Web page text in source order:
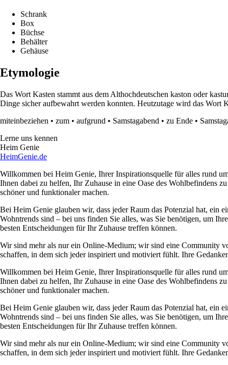
Schrank
Box
Büchse
Behälter
Gehäuse
Etymologie
Das Wort Kasten stammt aus dem Althochdeutschen kaston oder
Dinge sicher aufbewahrt werden konnten. Heutzutage wird das Wort
miteinbeziehen • zum • aufgrund • Samstagabend • zu Ende •
Lerne uns kennen
Heim Genie
HeimGenie.de
Willkommen bei Heim Genie, Ihrer Inspirationsquelle für alles rund
Ihnen dabei zu helfen, Ihr Zuhause in eine Oase des Wohlbefindens
schöner und funktionaler machen.
Bei Heim Genie glauben wir, dass jeder Raum das Potenzial hat, ein
Wohntrends sind – bei uns finden Sie alles, was Sie benötigen, um
besten Entscheidungen für Ihr Zuhause treffen können.
Wir sind mehr als nur ein Online-Medium; wir sind eine Community
schaffen, in dem sich jeder inspiriert und motiviert fühlt. Ihre
Willkommen bei Heim Genie, Ihrer Inspirationsquelle für alles rund
Ihnen dabei zu helfen, Ihr Zuhause in eine Oase des Wohlbefindens
schöner und funktionaler machen.
Bei Heim Genie glauben wir, dass jeder Raum das Potenzial hat, ein
Wohntrends sind – bei uns finden Sie alles, was Sie benötigen, um
besten Entscheidungen für Ihr Zuhause treffen können.
Wir sind mehr als nur ein Online-Medium; wir sind eine Community
schaffen, in dem sich jeder inspiriert und motiviert fühlt. Ihre